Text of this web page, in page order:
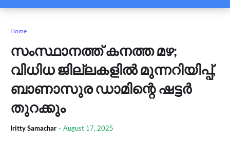
Home
സംസ്ഥാനത്ത് കനത്ത മഴ;
വിധിധ ജില്ലകളില്‍ മുന്നറിയിപ്പ്,
ബാണാസുര ഡാമിന്റെ ഷട്ടര്‍
തുറക്കും
Iritty Samachar - August 17, 2025